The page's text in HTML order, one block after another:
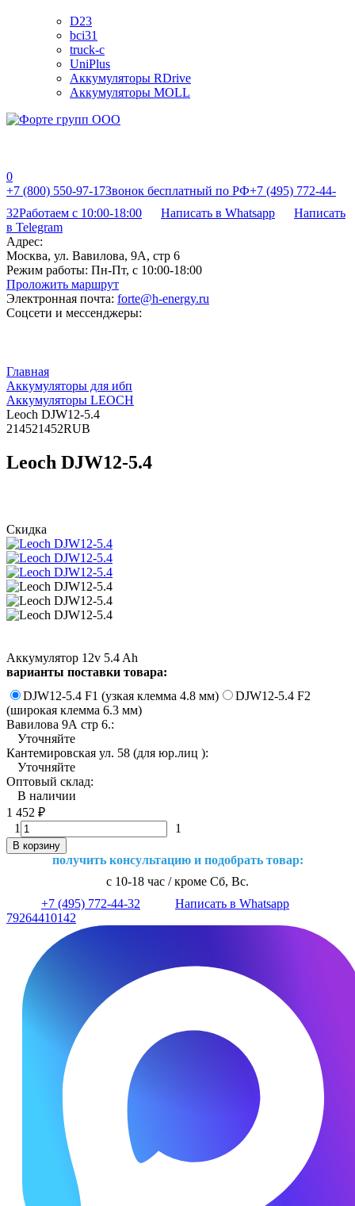
D23
bci31
truck-c
UniPlus
Аккумуляторы RDrive
Аккумуляторы MOLL
0
+7 (800) 550-97-17Звонок бесплатный по РФ+7 (495) 772-44-
32Работаем с 10:00-18:00 Написать в Whatsapp
Написать
в Telegram
Адрес:
Москва, ул. Вавилова, 9А, стр 6
Режим работы: Пн-Пт, с 10:00-18:00
Проложить маршрут
Электронная почта: forte@h-energy.ru
Соцсети и мессенджеры:
Главная
Аккумуляторы для ибп
Аккумуляторы LEOCH
Leoch DJW12-5.4
214521452RUB
Leoch DJW12-5.4
Скидка
Аккумулятор 12v 5.4 Ah
варианты поставки товара:
DJW12-5.4 F1 (узкая клемма 4.8 мм)
DJW12-5.4 F2
(широкая клемма 6.3 мм)
Вавилова 9А стр 6.:
Уточняйте
Кантемировская ул. 58 (для юр.лиц ):
Уточняйте
Оптовый склад:
В наличии
1 452 ₽
1
1
В корзину
получить консультацию и подобрать товар:
с 10-18 час / кроме Сб, Вс.
+7 (495) 772-44-32
Написать в Whatsapp
79264410142